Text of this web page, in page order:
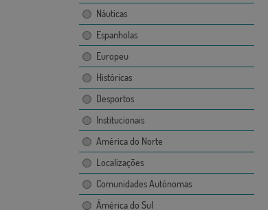
Náuticas
Espanholas
Europeu
Históricas
Desportos
Institucionais
América do Norte
Localizações
Comunidades Autónomas
Ámérica do Sul